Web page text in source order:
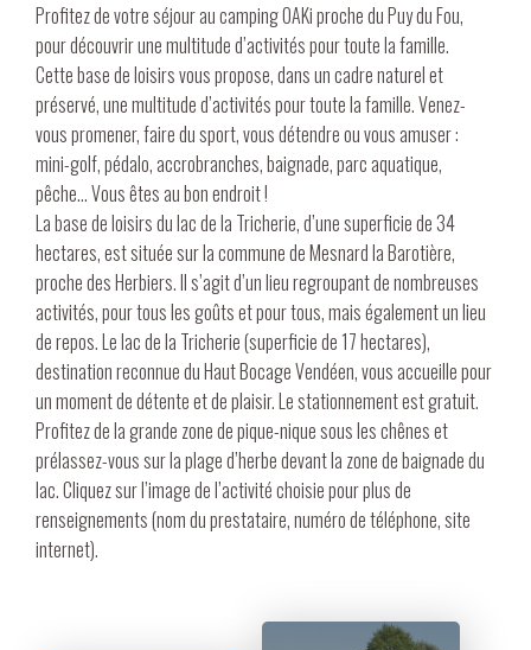
Profitez de votre séjour aucamping OAKi proche du Puy du Fou,
pour découvrir une multitude d’activités pour toute la famille.
Cette base de loisirs vous propose, dans un cadre naturel et
préservé, une multitude d’activités pour toute la famille. Venez-
vous promener, faire du sport, vous détendre ou vous amuser :
mini-golf, pédalo, accrobranches, baignade, parc aquatique,
pêche… Vous êtes au bon endroit !
La base de loisirs du lac de la Tricherie, d’une superficie de 34
hectares, est située sur la commune de Mesnard la Barotière,
proche des Herbiers. Il s’agit d’un lieu regroupant de nombreuses
activités, pour tous les goûts et pour tous, mais également un lieu
de repos. Le lac de la Tricherie (superficie de 17 hectares),
destination reconnue du Haut Bocage Vendéen, vous accueille pour
un moment de détente et de plaisir. Le stationnement est gratuit.
Profitez de la grande zone de pique-nique sous les chênes et
prélassez-vous sur la plage d’herbe devant la zone de baignade du
lac. Cliquez sur l’image de l’activité choisie pour plus de
renseignements (nom du prestataire, numéro de téléphone, site
internet).